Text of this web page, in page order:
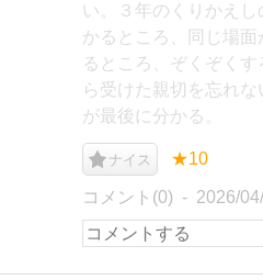
い。３年のくりかえ
かるところ、同じ場
るところ、ぞくぞく
ら受けた親切を忘れ
が最後に分かる。
ナイス ★10
コメント(0) 2026/